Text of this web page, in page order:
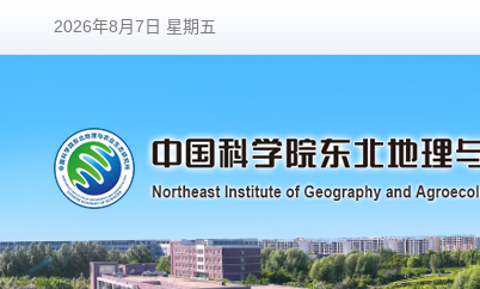
2026年8月7日 星期五